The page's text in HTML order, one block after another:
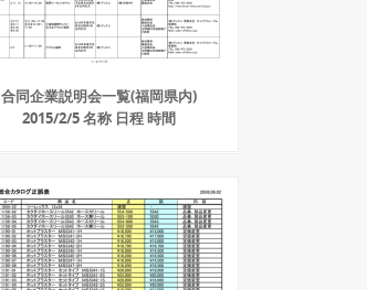
合同企業説明会一覧(福岡県内)
2015/2/5 名称 日程 時間